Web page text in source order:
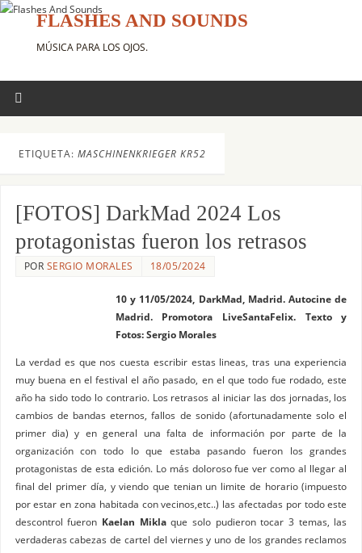
FLASHES AND SOUNDS
MÚSICA PARA LOS OJOS.
ETIQUETA: MASCHINENKRIEGER KR52
[FOTOS] DarkMad 2024 Los
protagonistas fueron los retrasos
POR SERGIO MORALES 18/05/2024
10 y 11/05/2024, DarkMad, Madrid. Autocine de
Madrid. Promotora LiveSantaFelix. Texto y
Fotos: Sergio Morales
La verdad es que nos cuesta escribir estas lineas, tras una experiencia
muy buena en el festival el año pasado, en el que todo fue rodado, este
año ha sido todo lo contrario. Los retrasos al iniciar las dos jornadas, los
cambios de bandas eternos, fallos de sonido (afortunadamente solo el
primer dia) y en general una falta de información por parte de la
organización con todo lo que estaba pasando fueron los grandes
protagonistas de esta edición. Lo más doloroso fue ver como al llegar al
final del primer día, y viendo que tenian un limite de horario (impuesto
por estar en zona habitada con vecinos,etc..) las afectadas por todo este
descontrol fueron Kaelan Miklaque solo pudieron tocar 3 temas, las
verdaderas cabezas de cartel del viernes y uno de los grandes reclamos